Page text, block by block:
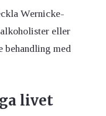
Wernicke-
eller
behandling med
livet